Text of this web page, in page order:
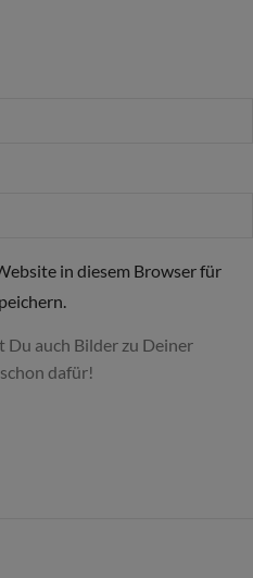
in diesem Browser für
Du auch Bilder zu Deiner
dafür!